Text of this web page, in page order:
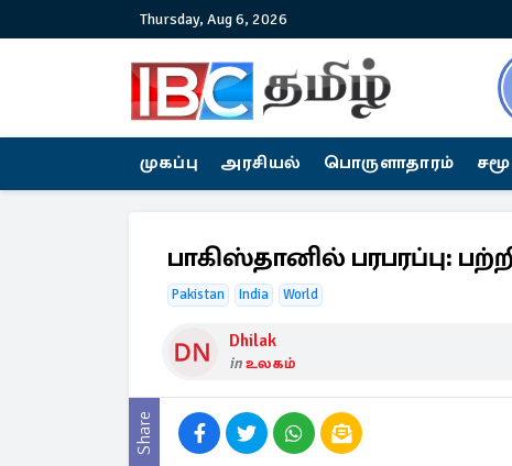
Thursday, Aug 6, 2026
முகப்பு அரசியல் பொருளாதாரம்
பாகிஸ்தானில் பரபரப்பு:
Pakistan India World
Dhilak
inஉலகம்
Share